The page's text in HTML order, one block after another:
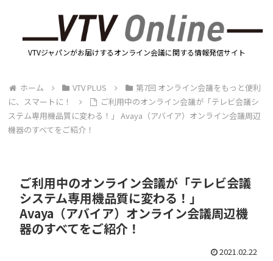
VTVジャパンがお届けするオンライン会議に関する情報発信サイト
ホーム VTV PLUS
第7回 オンライン会議をもっと便利
に、スマートに！
ご利用中のオンライン会議が「テレビ会議シ
ステム専用機品質に変わる！」 Avaya（アバイア）オンライン会議周辺
機器のすべてをご紹介！
ご利用中のオンライン会議が「テレビ会議
システム専用機品質に変わる！」
Avaya（アバイア）オンライン会議周辺機
器のすべてをご紹介！
2021.02.22